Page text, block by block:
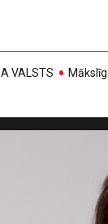
VALSTS